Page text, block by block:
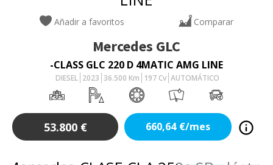
Añadir a favoritos Comparar
Mercedes GLC
-CLASS GLC 220 D 4MATIC AMG LINE
DIESEL 2023 36.500 Km 197 Cv AUTOMÁTICO
53.800 € 660,64 €/mes